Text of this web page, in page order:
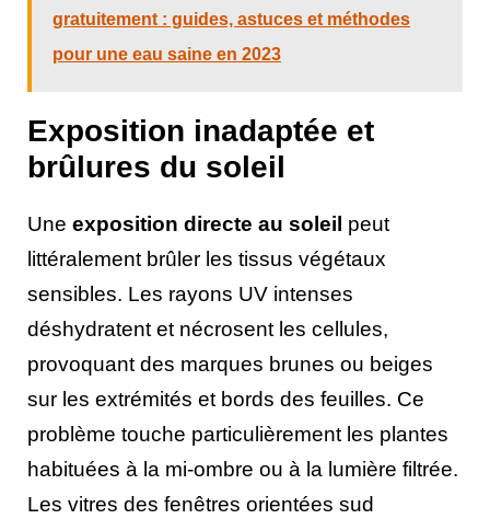
gratuitement : guides, astuces et méthodes
pour une eau saine en 2023
Exposition inadaptée et
brûlures du soleil
Une exposition directe au soleil peut
littéralement brûler les tissus végétaux
sensibles. Les rayons UV intenses
déshydratent et nécrosent les cellules,
provoquant des marques brunes ou beiges
sur les extrémités et bords des feuilles. Ce
problème touche particulièrement les plantes
habituées à la mi-ombre ou à la lumière filtrée.
Les vitres des fenêtres orientées sud